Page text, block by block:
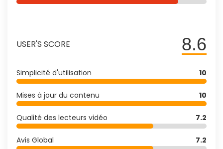
8.6
USER'S SCORE
Simplicité d'utilisation 10
Mises à jour du contenu 10
Qualité des lecteurs vidéo 7.2
Avis Global 7.2